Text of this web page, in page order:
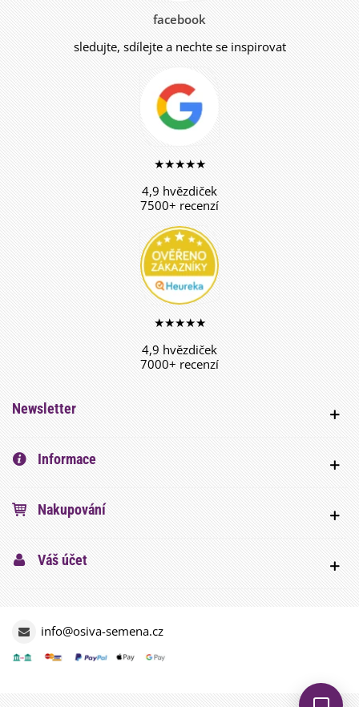
facebook
sledujte, sdílejte a nechte se inspirovat
★★★★★
4,9 hvězdiček
7500+ recenzí
★★★★★
4,9 hvězdiček
7000+ recenzí
Newsletter
Informace
Nakupování
Váš účet
info@osiva-semena.cz